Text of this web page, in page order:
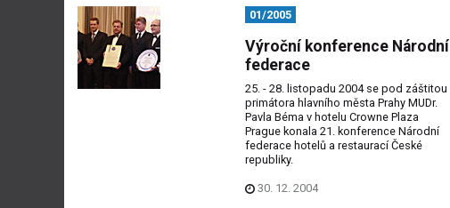
01/2005
Výroční konference Národní
federace
25. - 28. listopadu 2004 se pod záštitou
primátora hlavního města Prahy MUDr.
Pavla Béma v hotelu Crowne Plaza
Prague konala 21. konference Národní
federace hotelů a restaurací České
republiky.
30. 12. 2004